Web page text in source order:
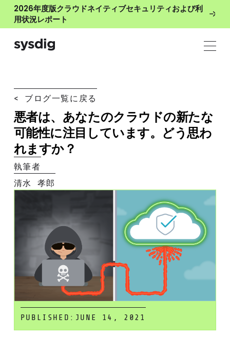
2026年度版クラウドネイティブセキュリティおよび利
用状況レポート
< ブログ一覧に戻る
悪者は、あなたのクラウドの新たな
可能性に注目しています。どう思わ
れますか？
執筆者
清水 孝郎
PUBLISHED: JUNE 14, 2021